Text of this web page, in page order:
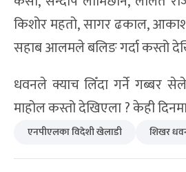
किशोर महतो, सागर ढकाल,
सहाब आलमले बलिङ गर्दा कस्तो
धवनले क्याच लिँदा गर्ने गब्बर
माहोल कस्तो देखिएला ? केही
एनपीएलका विदेशी खेलाडी शिखर